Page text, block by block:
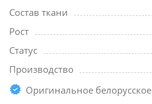
Состав ткани
Рост
Статус
Производство
Оригинальное белорусское